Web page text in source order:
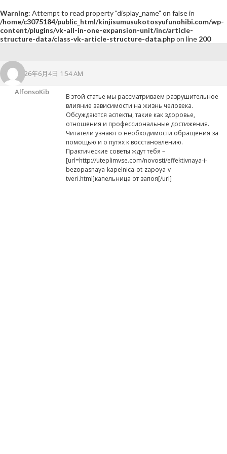
Warning: Attempt to read property "display_name" on false in
/home/c3075184/public_html/kinjisumusukotosyufunohibi.com/wp-
content/plugins/vk-all-in-one-expansion-unit/inc/article-
structure-data/class-vk-article-structure-data.phpon line 200
2026年6月4日 1:54 AM
AlfonsoKib
В этой статье мы рассматриваем разрушительное
влияние зависимости на жизнь человека.
Обсуждаются аспекты, такие как здоровье,
отношения и профессиональные достижения.
Читатели узнают о необходимости обращения за
помощью и о путях к восстановлению.
Практические советы ждут тебя –
[url=http://uteplimvse.com/novosti/effektivnaya-i-
bezopasnaya-kapelnica-ot-zapoya-v-
tveri.html]капельница от запоя[/url]